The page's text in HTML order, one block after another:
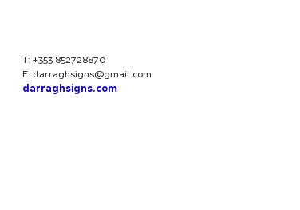
T: +353 852728870
E: darraghsigns@gmail.com
darraghsigns.com